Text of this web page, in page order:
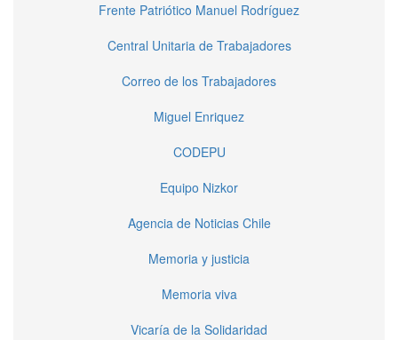
Frente Patriótico Manuel Rodríguez
Central Unitaria de Trabajadores
Correo de los Trabajadores
Miguel Enriquez
CODEPU
Equipo Nizkor
Agencia de Noticias Chile
Memoria y justicia
Memoria viva
Vicaría de la Solidaridad